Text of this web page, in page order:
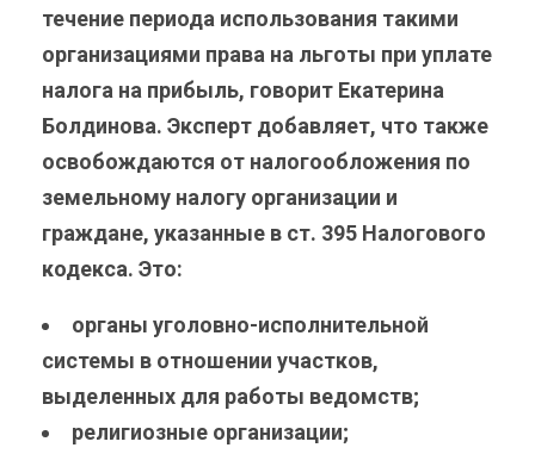
течение периода использования такими
организациями права на льготы при уплате
налога на прибыль, говорит Екатерина
Болдинова. Эксперт добавляет, что также
освобождаются от налогообложения по
земельному налогу организации и
граждане, указанные в ст. 395 Налогового
кодекса. Это:
органы уголовно-исполнительной
системы в отношении участков,
выделенных для работы ведомств;
религиозные организации;